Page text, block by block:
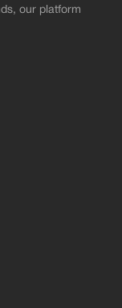
our platform